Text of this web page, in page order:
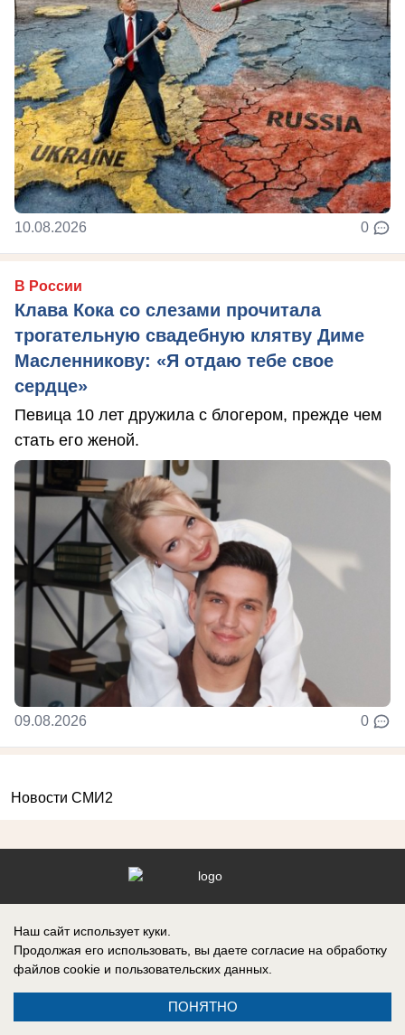
10.08.2026 0
В России
Клава Кока со слезами прочитала
трогательную свадебную клятву Диме
Масленникову: «Я отдаю тебе свое
сердце»
Певица 10 лет дружила с блогером, прежде чем
стать его женой.
09.08.2026 0
Новости СМИ2
Контакты
Наш сайт использует куки.
Продолжая его использовать, вы даете согласие на обработку
файлов cookie и пользовательских данных.
ПОНЯТНО